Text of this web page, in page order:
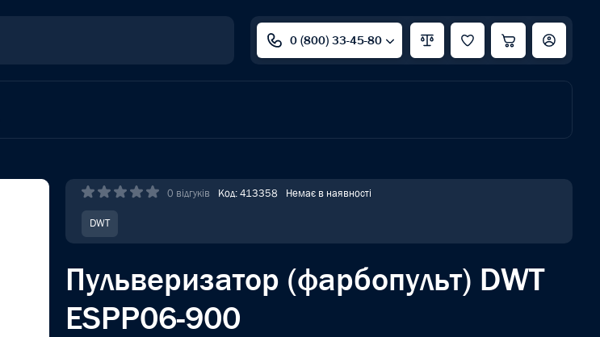
0 (800) 33-45-80
0 відгуків Код: 413358 Немає в наявності
DWT
Пульверизатор (фарбопульт) DWT
ESPP06-900